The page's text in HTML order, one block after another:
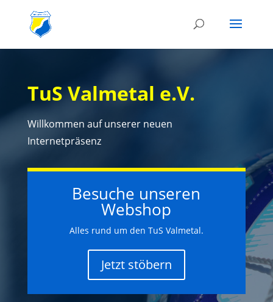
TuS Valmetal e.V.
Willkommen auf unserer neuen
Internetpräsenz
Besuche unseren
Webshop
Alles rund um den TuS Valmetal.
Jetzt stöbern